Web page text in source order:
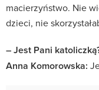
macierzyństwo. Nie
dzieci, nie
– Jest Pani
Anna Komorowska: